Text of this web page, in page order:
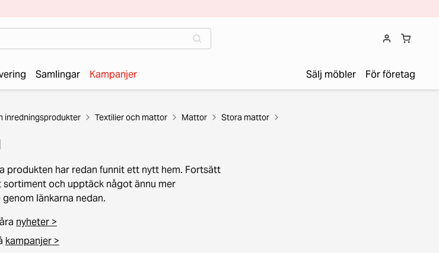
Samlingar Kampanjer Sälj möbler För företag
inredningsprodukter Textilier och mattor Mattor Stora mattor
produkten har redan funnit ett nytt hem. Fortsätt
sortiment och upptäck något ännu mer
länkarna nedan.
nyheter >
kampanjer >